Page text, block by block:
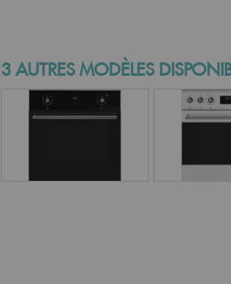
3 AUTRES MODÈLES